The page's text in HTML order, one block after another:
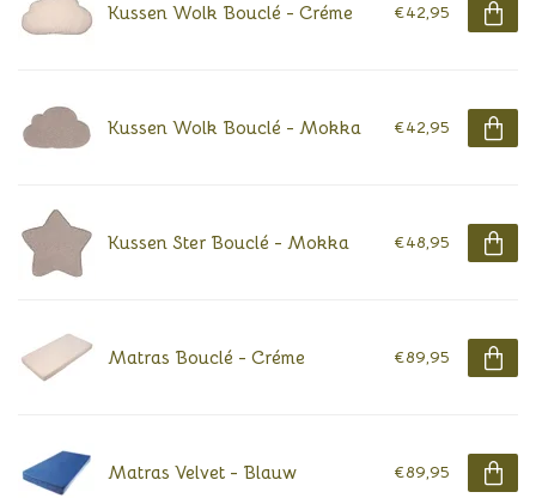
Kussen Wolk Bouclé - Créme €42,95
Kussen Wolk Bouclé - Mokka €42,95
Kussen Ster Bouclé - Mokka €48,95
Matras Bouclé - Créme €89,95
Matras Velvet - Blauw €89,95